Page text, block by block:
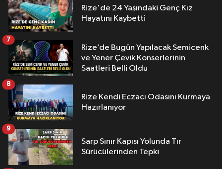
Rize'de 24 Yaşındaki Genç Kız
Hayatını Kaybetti
Rize’de Bugün Yapılacak Semicenk
ve Yener Çevik Konserlerinin
Saatleri Belli Oldu
7
Rize Kendi Eczacı Odasını Kurmaya
Hazırlanıyor
8
Sarp Sınır Kapısı Yolunda Tır
Sürücülerinden Tepki
9